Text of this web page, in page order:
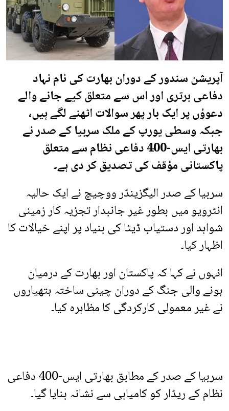
آپریشن سندور کے دوران بھارت کی نام نہاد
دفاعی برتری اور اس سے متعلق کیے جانے والے
دعوؤں پر ایک بار پھر سوالات اٹھنے لگے ہیں،
جبکہ وسطی یورپ کے ملک سربیا کے صدر نے
بھارتی ایس-400 دفاعی نظام سے متعلق
پاکستانی مؤقف کی تصدیق کر دی ہے۔
سربیا کے صدر الیگزینڈر ووچیچ نے ایک حالیہ
انٹرویو میں بطور غیر جانبدار تجزیہ کار زمینی
شواہد اور دستیاب ڈیٹا کی بنیاد پر اپنے خیالات کا
اظہار کیا۔
انہوں نے کہا کہ پاکستان اور بھارت کے درمیان
ہونے والی جنگ کے دوران چینی ساختہ ہتھیاروں
نے غیر معمولی کارکردگی کا مظاہرہ کیا۔
سربیا کے صدر کے مطابق بھارتی ایس-400 دفاعی
نظام کے ریڈار کو کامیابی سے نشانہ بنایا گیا۔